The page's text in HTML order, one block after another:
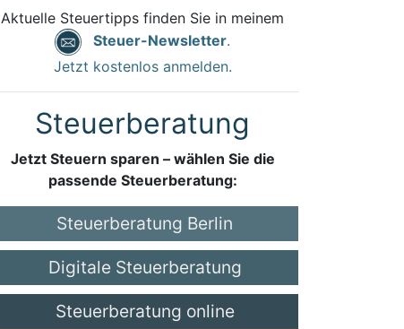
Aktuelle Steuertipps finden Sie in meinem
Steuer-Newsletter.
Jetzt kostenlos anmelden.
Steuerberatung
Jetzt Steuern sparen – wählen Sie die
passende Steuerberatung:
Steuerberatung Berlin
Digitale Steuerberatung
Steuerberatung online